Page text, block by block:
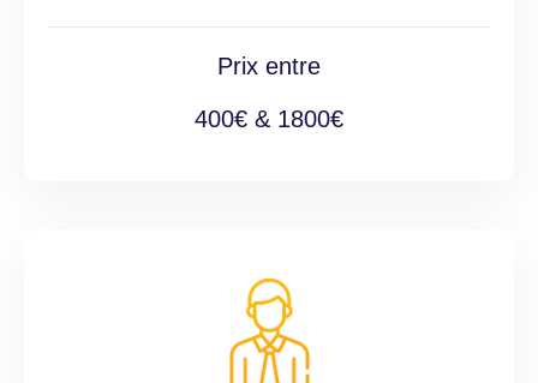
Prix entre
400€ & 1800€